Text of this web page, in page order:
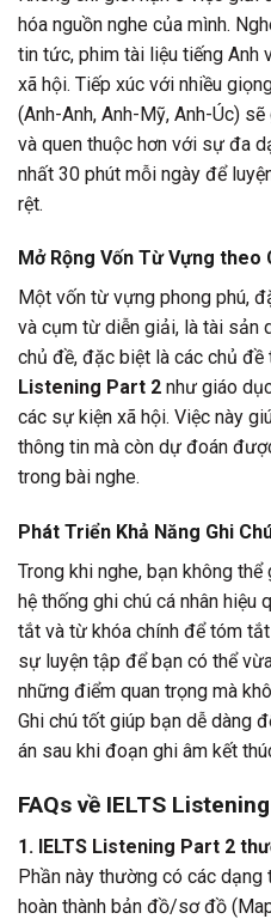
hóa nguồn nghe của mình.
tin tức, phim tài liệu tiếng Anh
xã hội. Tiếp xúc với nhiều
(Anh-Anh, Anh-Mỹ, Anh-Úc)
và quen thuộc hơn với sự đa
nhất 30 phút mỗi ngày để
rệt.
Mở Rộng Vốn Từ Vựng theo
Một vốn từ vựng phong phú,
và cụm từ diễn giải, là tài sản
chủ đề, đặc biệt là các chủ
Listening Part 2 như giáo
các sự kiện xã hội. Việc này
thông tin mà còn dự đoán
trong bài nghe.
Phát Triển Khả Năng Ghi
Trong khi nghe, bạn không
hệ thống ghi chú cá nhân hiệu
tắt và từ khóa chính để tóm
sự luyện tập để bạn có thể
những điểm quan trọng mà
Ghi chú tốt giúp bạn dễ dàng
án sau khi đoạn ghi âm kết
FAQs về IELTS
1. IELTS Listening Part 2
Phần này thường có các
hoàn thành bản đồ/sơ đồ